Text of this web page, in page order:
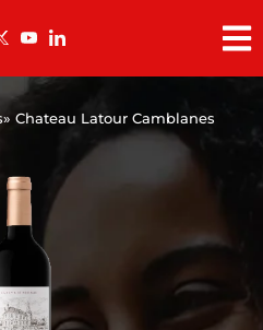
» Chateau Latour Camblanes